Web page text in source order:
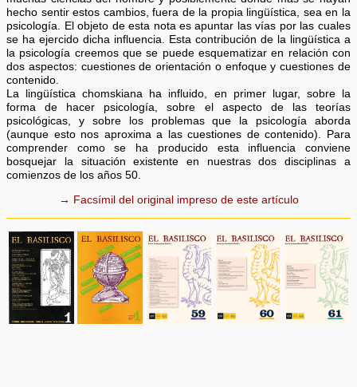
hecho sentir estos cambios, fuera de la propia lingüística, sea en la
psicología. El objeto de esta nota es apuntar las vías por las cuales
se ha ejercido dicha influencia. Esta contribución de la lingüística a
la psicología creemos que se puede esquematizar en relación con
dos aspectos: cuestiones de orientación o enfoque y cuestiones de
contenido.
La lingüística chomskiana ha influido, en primer lugar, sobre la
forma de hacer psicología, sobre el aspecto de las teorías
psicológicas, y sobre los problemas que la psicología aborda
(aunque esto nos aproxima a las cuestiones de contenido). Para
comprender como se ha producido esta influencia conviene
bosquejar la situación existente en nuestras dos disciplinas a
comienzos de los años 50.
→ Facsímil del original impreso de este artículo